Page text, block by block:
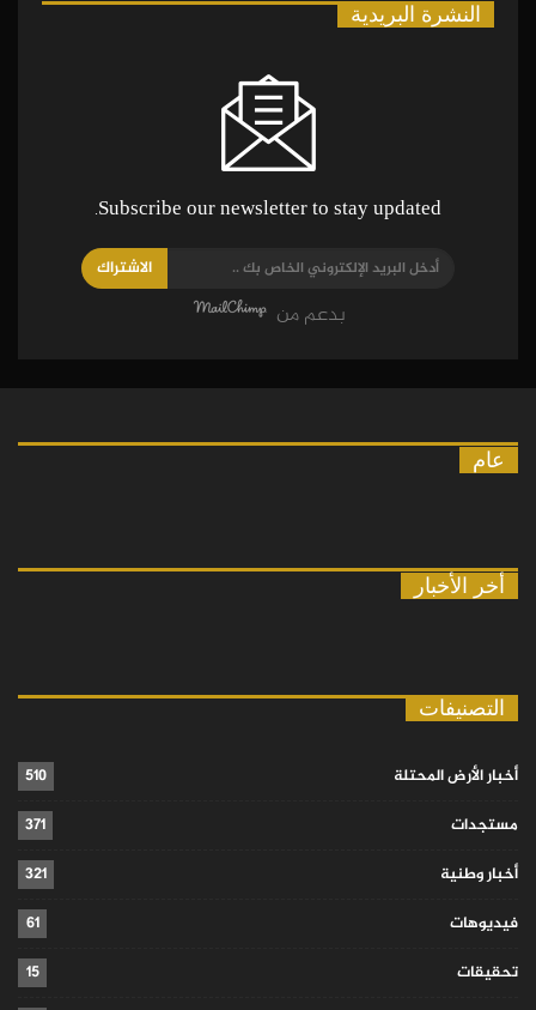
النشرة البريدية
Subscribe our newsletter to stay updated.
الاشتراك
بدعم من
عام
أخر الأخبار
التصنيفات
أخبار الأرض المحتلة
510
مستجدات
371
أخبار وطنية
321
فيديوهات
61
تحقيقات
15